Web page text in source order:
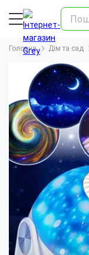
Головна Дім та сад